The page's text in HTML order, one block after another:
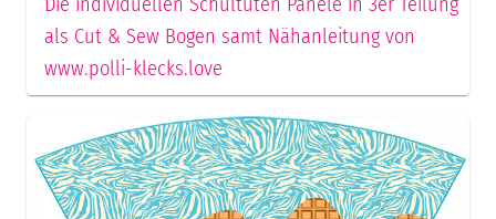
als Cut & Sew Bogen samt Nähanleitung von
www.polli-klecks.love